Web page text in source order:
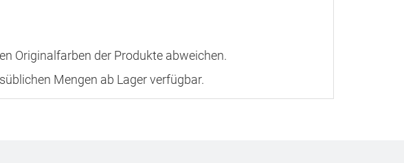
Originalfarben der Produkte abweichen.
Mengen ab Lager verfügbar.